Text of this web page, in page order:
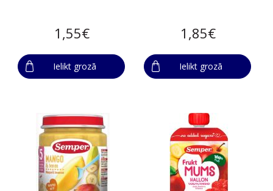
1,55€
Ielikt grozā
1,85€
Ielikt grozā